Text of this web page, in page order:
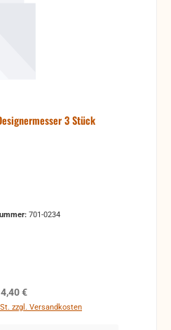
3 Stück
701-0234
Regulärer Preis:
4,40 €
zzgl. Versandkosten